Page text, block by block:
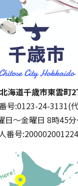
千歳市
海道千歳市東雲町
号:0123-24-3131(
日～金曜日 8時45
番号: